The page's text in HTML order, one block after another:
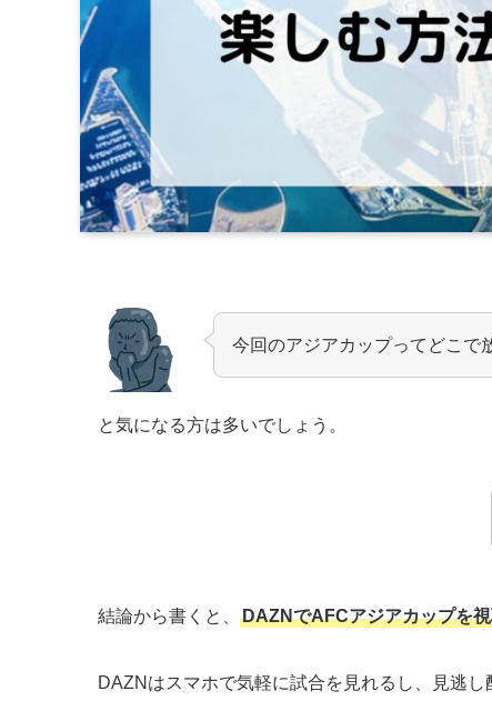
今回のアジアカップってどこで
と気になる方は多いでしょう。
結論から書くと、 DAZNでAFCアジアカップを
DAZNはスマホで気軽に試合を見れるし、見逃